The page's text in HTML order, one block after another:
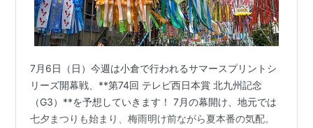
7月6日（日）今週は小倉で行われるサマースプリントシ
リーズ開幕戦、**第74回 テレビ西日本賞 北九州記念
（G3）**を予想していきます！ 7月の幕開け、地元では
七夕まつりも始まり、梅雨明け前ながら夏本番の気配。